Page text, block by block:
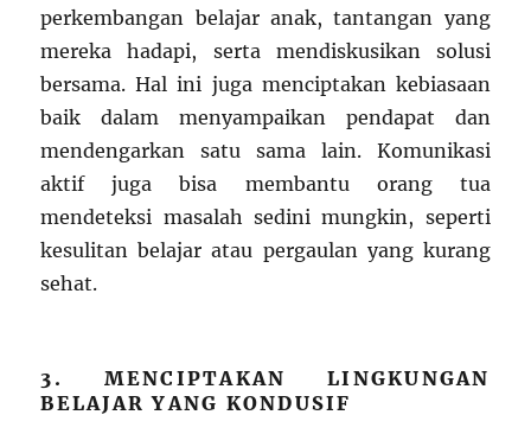
perkembangan belajar anak, tantangan yang
mereka hadapi, serta mendiskusikan solusi
bersama. Hal ini juga menciptakan kebiasaan
baik dalam menyampaikan pendapat dan
mendengarkan satu sama lain. Komunikasi
aktif juga bisa membantu orang tua
mendeteksi masalah sedini mungkin, seperti
kesulitan belajar atau pergaulan yang kurang
sehat.
3. MENCIPTAKAN LINGKUNGAN
BELAJAR YANG KONDUSIF